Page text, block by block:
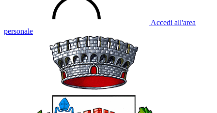
Accedi all'area
personale